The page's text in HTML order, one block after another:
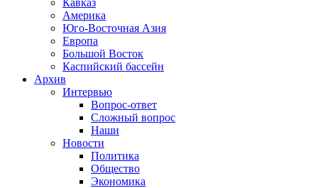
Кавказ
Америка
Юго-Восточная Азия
Европа
Большой Восток
Каспийский бассейн
Архив
Интервью
Вопрос-ответ
Сложный вопрос
Наши
Новости
Политика
Общество
Экономика